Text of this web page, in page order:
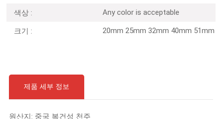
색상 : Any color is acceptable
크기 : 20mm 25mm 32mm 40mm 51mm
제품 세부 정보
원산지: 중국 복건성 천주